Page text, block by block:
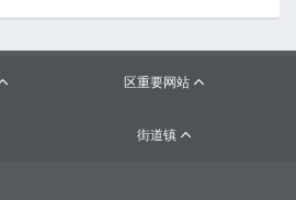
区重要网站 
街道镇 